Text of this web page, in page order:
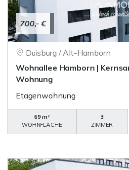
700,- €
Duisburg / Alt-Hamborn
Wohnallee Hamborn |
Wohnung
Etagenwohnung
69 m²
WOHNFLÄCHE
3
ZIMMER